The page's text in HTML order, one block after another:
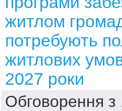
житлом
потребують
житлових
2027 роки
Обговорення